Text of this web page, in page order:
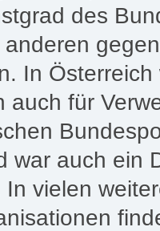
des
In
auch für
war auch ein
In vielen